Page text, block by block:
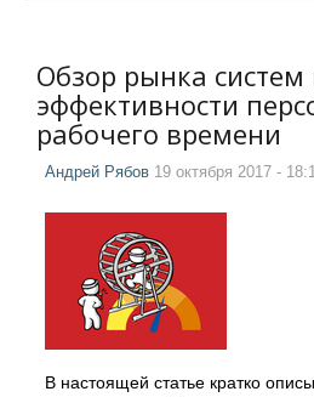
Обзор рынка систем
эффективности
рабочего времени
Андрей Рябов 19 октября 2017 -
В настоящей статье кратко